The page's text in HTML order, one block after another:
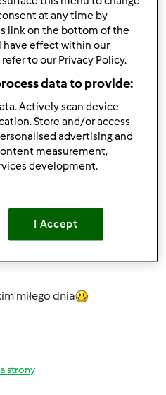
się przywitać
używałam tm3
wariata,dużo czasu
miłego dnia
strony
at any time by
link on the bottom of the
have effect within our
to our Privacy Policy.
data to provide:
Actively scan device
Store and/or access
advertising and
measurement,
development.
I Accept